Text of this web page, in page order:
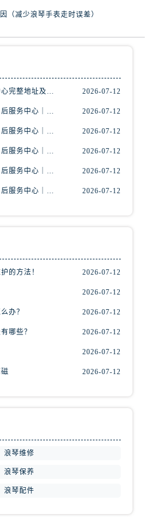
辽宁省朝阳市双塔区新华路浪琴售后服务中心（需提前预约）
辽宁省沈阳市沈河区中街路83号亨得利名表维修授权店1楼浪琴售后服务中心（需提前预约）
内蒙古自治区包头市青山区幸福路甲3号王府井百货名表维修浪琴售后服务中心（需提前预约）
内蒙古自治区乌海市海勃湾区人民南路浪琴售后服务中心（需提前预约）
山西省临汾市尧都区解放路浪琴售后服务中心（需提前预约）
（减少浪琴手表走时误差）
浪琴中国官方售后服务中心完整地址及热线实地考察报告+多信源验证（2026年7月最新） 2026-07-12
亲身探访浪琴青岛官方售后服务中心｜最新电话及地址（2026年7月最新） 2026-07-12
亲身探访浪琴南昌官方售后服务中心｜最新电话及地址（2026年7月最新） 2026-07-12
亲身探访浪琴宁波官方售后服务中心｜网点地址及售后热线（2026年7月最新） 2026-07-12
亲身探访浪琴东莞官方售后服务中心｜地址与联系电话（2026年7月最新） 2026-07-12
亲身探访浪琴嘉兴官方售后服务中心｜热线电话与网点地址（2026年7月最新） 2026-07-12
的方法！ 2026-07-12
2026-07-12
办？ 2026-07-12
哪些？ 2026-07-12
2026-07-12
2026-07-12
浪琴维修
浪琴保养
浪琴配件